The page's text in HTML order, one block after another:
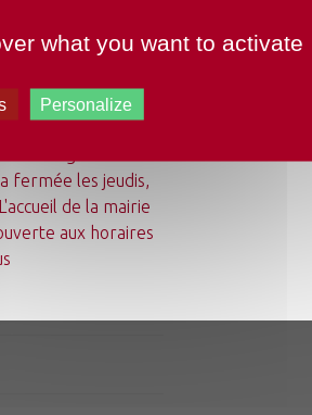
fermée les jeudis,
de la mairie
aux horaires
what you want to activate
Personalize